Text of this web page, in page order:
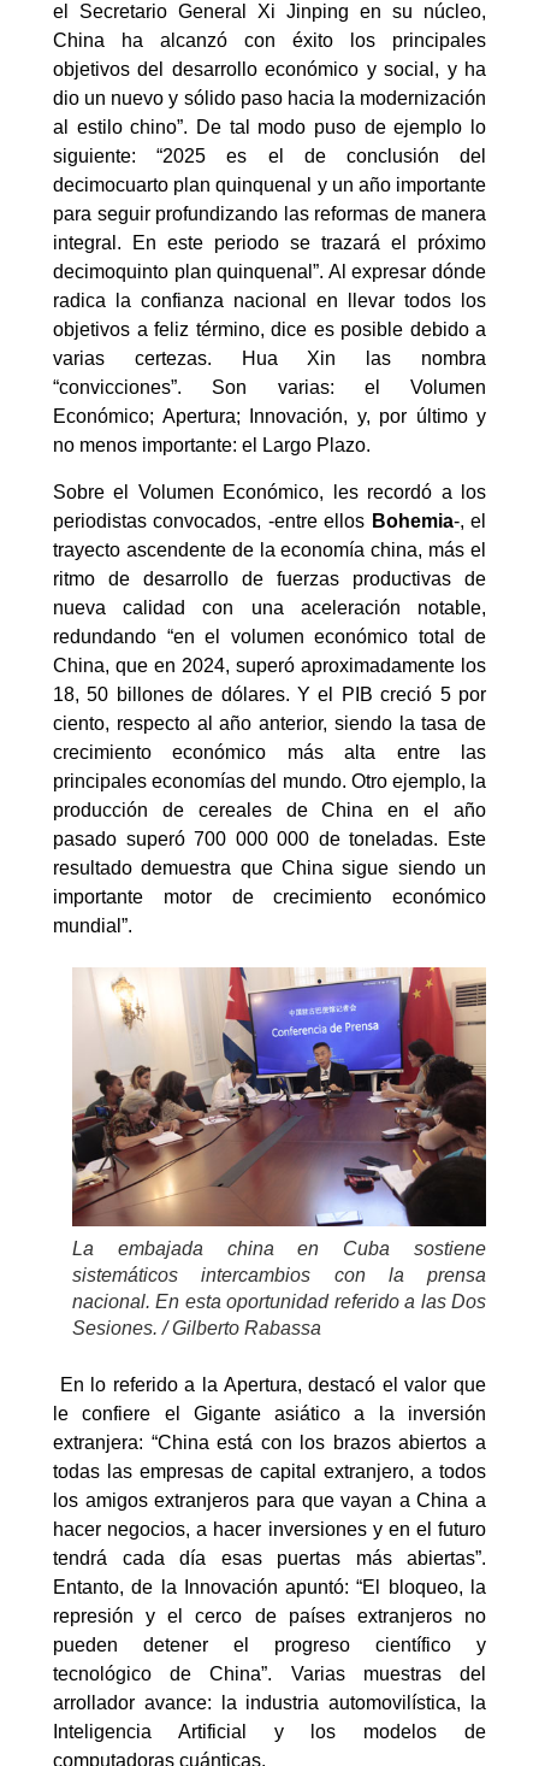
el Secretario General Xi Jinping en su núcleo,
China ha alcanzó con éxito los principales
objetivos del desarrollo económico y social, y ha
dio un nuevo y sólido paso hacia la modernización
al estilo chino”. De tal modo puso de ejemplo lo
siguiente: “2025 es el de conclusión del
decimocuarto plan quinquenal y un año importante
para seguir profundizando las reformas de manera
integral. En este periodo se trazará el próximo
decimoquinto plan quinquenal”. Al expresar dónde
radica la confianza nacional en llevar todos los
objetivos a feliz término, dice es posible debido a
varias certezas. Hua Xin las nombra
“convicciones”. Son varias: el Volumen
Económico; Apertura; Innovación, y, por último y
no menos importante: el Largo Plazo.
Sobre el Volumen Económico, les recordó a los
periodistas convocados, -entre ellos Bohemia-, el
trayecto ascendente de la economía china, más el
ritmo de desarrollo de fuerzas productivas de
nueva calidad con una aceleración notable,
redundando “en el volumen económico total de
China, que en 2024, superó aproximadamente los
18, 50 billones de dólares. Y el PIB creció 5 por
ciento, respecto al año anterior, siendo la tasa de
crecimiento económico más alta entre las
principales economías del mundo. Otro ejemplo, la
producción de cereales de China en el año
pasado superó 700 000 000 de toneladas. Este
resultado demuestra que China sigue siendo un
importante motor de crecimiento económico
mundial”.
La embajada china en Cuba sostiene
sistemáticos intercambios con la prensa
nacional. En esta oportunidad referido a las Dos
Sesiones. / Gilberto Rabassa
En lo referido a la Apertura, destacó el valor que
le confiere el Gigante asiático a la inversión
extranjera: “China está con los brazos abiertos a
todas las empresas de capital extranjero, a todos
los amigos extranjeros para que vayan a China a
hacer negocios, a hacer inversiones y en el futuro
tendrá cada día esas puertas más abiertas”.
Entanto, de la Innovación apuntó: “El bloqueo, la
represión y el cerco de países extranjeros no
pueden detener el progreso científico y
tecnológico de China”. Varias muestras del
arrollador avance: la industria automovilística, la
Inteligencia Artificial y los modelos de
computadoras cuánticas.